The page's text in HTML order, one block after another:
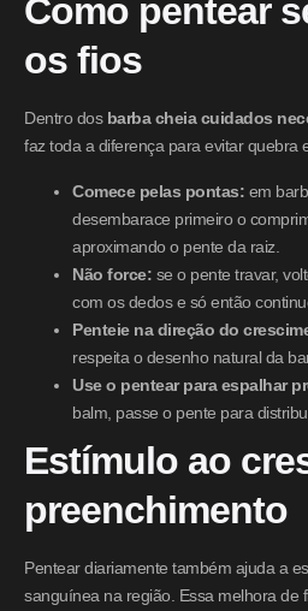
Como pentear
os fios
Dentro dos barba cheia cuidados
faz toda a diferença para evitar quebra
Comece pelas pontas: em
desembarace primeiro o
aproximando o pente da raiz.
Não force: se o pente travar,
com os dedos e só então
Penteie na direção do
respeita o desenho natural da
Use o pentear para espalhar
balm, passe o pente para
Estímulo ao
preenchimento
Pentear diariamente também ajuda a
sanguínea na região. Essa melhora de